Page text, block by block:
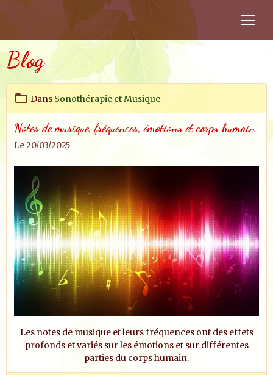
Blog
Dans Sonothérapie et Musique
Notes de musique, fréquences, émotions et corps humain
Le 20/03/2025
Les notes de musique et leurs fréquences ont des effets
profonds et variés sur les émotions et sur différentes
parties du corps humain.